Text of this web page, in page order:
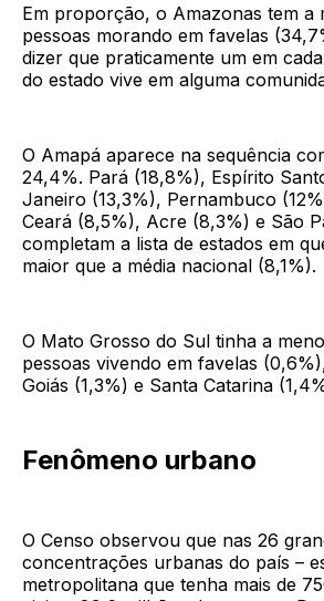
Em proporção, o Amazonas tem a
pessoas morando em favelas
dizer que praticamente um em
do estado vive em alguma
O Amapá aparece na sequência
24,4%. Pará (18,8%), Espírito
Janeiro (13,3%), Pernambuco
Ceará (8,5%), Acre (8,3%) e São
completam a lista de estados em
maior que a média nacional (8,1%).
O Mato Grosso do Sul tinha a
pessoas vivendo em favelas
Goiás (1,3%) e Santa Catarina
Fenômeno urbano
O Censo observou que nas 26
concentrações urbanas do país –
metropolitana que tenha mais de